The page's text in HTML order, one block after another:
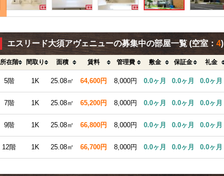
エスリード大須アヴェニューの募集中の部屋一覧(空室： 4)
所在階 間取り 面積 賃料 管理費 敷金 保証金 礼金
5階 1K 25.08㎡ 64,600円 8,000円 0.0ヶ月 0.0ヶ月 0.0ヶ月
7階 1K 25.08㎡ 65,200円 8,000円 0.0ヶ月 0.0ヶ月 0.0ヶ月
9階 1K 25.08㎡ 66,800円 8,000円 0.0ヶ月 0.0ヶ月 0.0ヶ月
12階 1K 25.08㎡ 66,700円 8,000円 0.0ヶ月 0.0ヶ月 0.0ヶ月